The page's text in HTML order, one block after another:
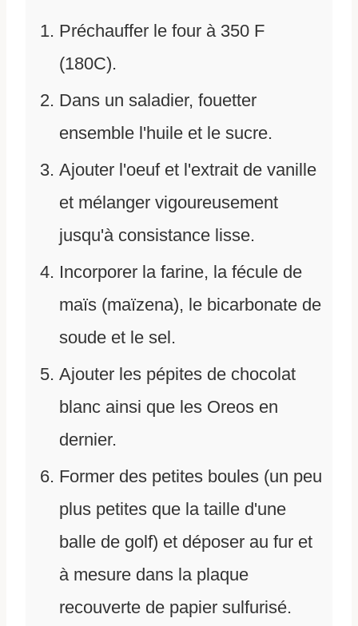
Préchauffer le four à 350 F
(180C).
Dans un saladier, fouetter
ensemble l'huile et le sucre.
Ajouter l'oeuf et l'extrait de vanille
et mélanger vigoureusement
jusqu'à consistance lisse.
Incorporer la farine, la fécule de
maïs (maïzena), le bicarbonate de
soude et le sel.
Ajouter les pépites de chocolat
blanc ainsi que les Oreos en
dernier.
Former des petites boules (un peu
plus petites que la taille d'une
balle de golf) et déposer au fur et
à mesure dans la plaque
recouverte de papier sulfurisé.